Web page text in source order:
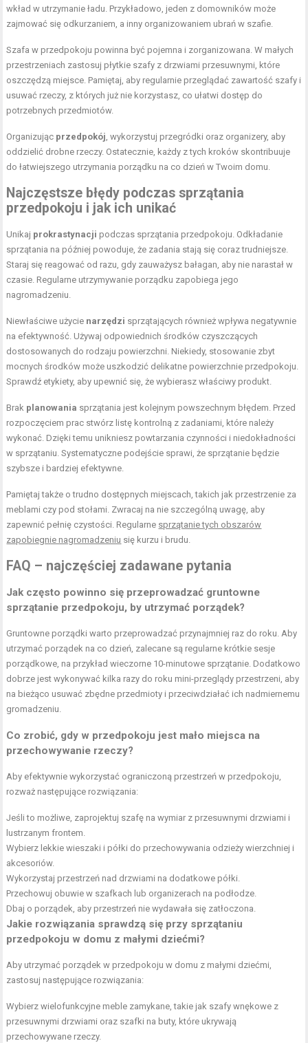
wkład w utrzymanie ładu. Przykładowo, jeden z domowników może
zajmować się odkurzaniem, a inny organizowaniem ubrań w szafie.
Szafa w przedpokoju powinna być pojemna i zorganizowana. W małych
przestrzeniach zastosuj płytkie szafy z drzwiami przesuwnymi, które
oszczędzą miejsce. Pamiętaj, aby regularnie przeglądać zawartość szafy i
usuwać rzeczy, z których już nie korzystasz, co ułatwi dostęp do
potrzebnych przedmiotów.
Organizując przedpokój, wykorzystuj przegródki oraz organizery, aby
oddzielić drobne rzeczy. Ostatecznie, każdy z tych kroków skontribuuje
do łatwiejszego utrzymania porządku na co dzień w Twoim domu.
Najczęstsze błędy podczas sprzątania
przedpokoju i jak ich unikać
Unikaj prokrastynacji podczas sprzątania przedpokoju. Odkładanie
sprzątania na później powoduje, że zadania stają się coraz trudniejsze.
Staraj się reagować od razu, gdy zauważysz bałagan, aby nie narastał w
czasie. Regularne utrzymywanie porządku zapobiega jego
nagromadzeniu.
Niewłaściwe użycie narzędzi sprzątających również wpływa negatywnie
na efektywność. Używaj odpowiednich środków czyszczących
dostosowanych do rodzaju powierzchni. Niekiedy, stosowanie zbyt
mocnych środków może uszkodzić delikatne powierzchnie przedpokoju.
Sprawdź etykiety, aby upewnić się, że wybierasz właściwy produkt.
Brak planowania sprzątania jest kolejnym powszechnym błędem. Przed
rozpoczęciem prac stwórz listę kontrolną z zadaniami, które należy
wykonać. Dzięki temu unikniesz powtarzania czynności i niedokładności
w sprzątaniu. Systematyczne podejście sprawi, że sprzątanie będzie
szybsze i bardziej efektywne.
Pamiętaj także o trudno dostępnych miejscach, takich jak przestrzenie za
meblami czy pod stołami. Zwracaj na nie szczególną uwagę, aby
zapewnić pełnię czystości. Regularne sprzątanie tych obszarów
zapobiegnie nagromadzeniu się kurzu i brudu.
FAQ – najczęściej zadawane pytania
Jak często powinno się przeprowadzać gruntowne
sprzątanie przedpokoju, by utrzymać porządek?
Gruntowne porządki warto przeprowadzać przynajmniej raz do roku. Aby
utrzymać porządek na co dzień, zalecane są regularne krótkie sesje
porządkowe, na przykład wieczorne 10-minutowe sprzątanie. Dodatkowo
dobrze jest wykonywać kilka razy do roku mini-przeglądy przestrzeni, aby
na bieżąco usuwać zbędne przedmioty i przeciwdziałać ich nadmiernemu
gromadzeniu.
Co zrobić, gdy w przedpokoju jest mało miejsca na
przechowywanie rzeczy?
Aby efektywnie wykorzystać ograniczoną przestrzeń w przedpokoju,
rozważ następujące rozwiązania:
Jeśli to możliwe, zaprojektuj szafę na wymiar z przesuwnymi drzwiami i
lustrzanym frontem.
Wybierz lekkie wieszaki i półki do przechowywania odzieży wierzchniej i
akcesoriów.
Wykorzystaj przestrzeń nad drzwiami na dodatkowe półki.
Przechowuj obuwie w szafkach lub organizerach na podłodze.
Dbaj o porządek, aby przestrzeń nie wydawała się zatłoczona.
Jakie rozwiązania sprawdzą się przy sprzątaniu
przedpokoju w domu z małymi dziećmi?
Aby utrzymać porządek w przedpokoju w domu z małymi dziećmi,
zastosuj następujące rozwiązania:
Wybierz wielofunkcyjne meble zamykane, takie jak szafy wnękowe z
przesuwnymi drzwiami oraz szafki na buty, które ukrywają
przechowywane rzeczy.